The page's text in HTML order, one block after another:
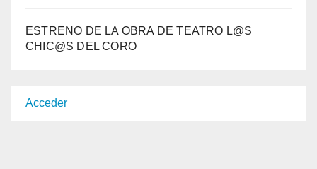
ESTRENO DE LA OBRA DE TEATRO L@S
CHIC@S DEL CORO
Acceder